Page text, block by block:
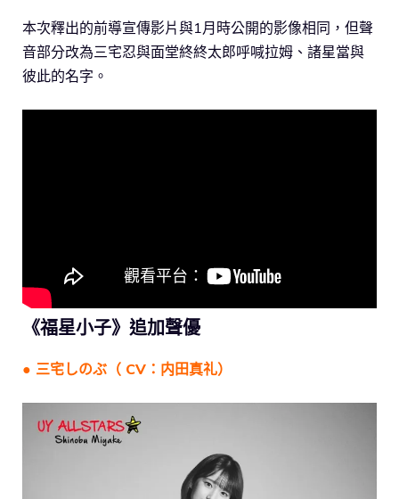
本次釋出的前導宣傳影片與1月時公開的影像相同，但聲
音部分改為三宅忍與面堂終終太郎呼喊拉姆、諸星當與
彼此的名字。
《福星小子》追加聲優
● 三宅しのぶ（ CV：内田真礼）